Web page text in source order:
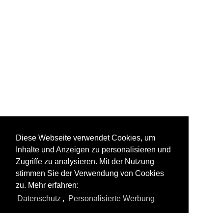
Diese Webseite verwendet Cookies, um
Inhalte und Anzeigen zu personalisieren und
Zugriffe zu analysieren. Mit der Nutzung
stimmen Sie der Verwendung von Cookies
zu. Mehr erfahren:
Datenschutz , Personalisierte Werbung